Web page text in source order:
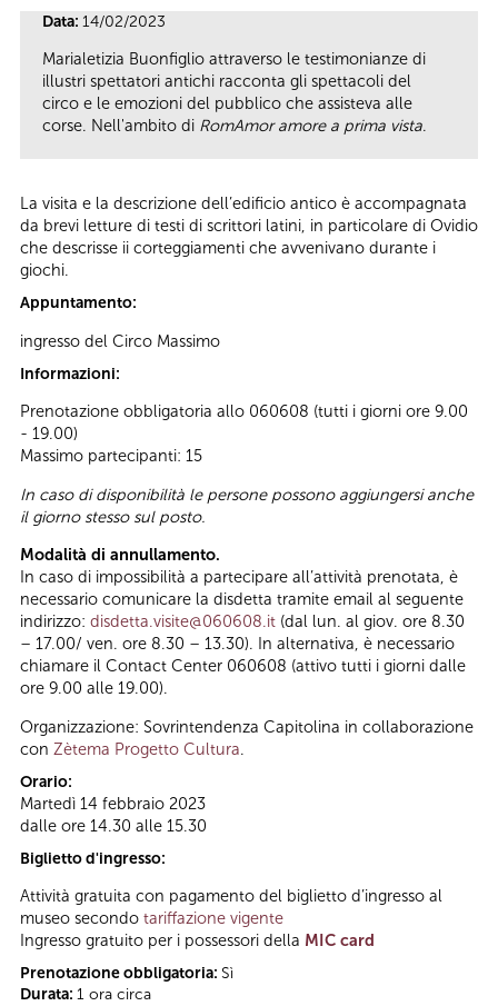
Data: 14/02/2023
Marialetizia Buonfiglio attraverso le testimonianze di
illustri spettatori antichi racconta gli spettacoli del
circo e le emozioni del pubblico che assisteva alle
corse. Nell'ambito di RomAmor amore a prima vista.
La visita e la descrizione dell’edificio antico è accompagnata
da brevi letture di testi di scrittori latini, in particolare di Ovidio
che descrisse ii corteggiamenti che avvenivano durante i
giochi.
Appuntamento:
ingresso del Circo Massimo
Informazioni:
Prenotazione obbligatoria allo 060608 (tutti i giorni ore 9.00
- 19.00)
Massimo partecipanti: 15
In caso di disponibilità le persone possono aggiungersi anche
il giorno stesso sul posto.
Modalità di annullamento.
In caso di impossibilità a partecipare all’attività prenotata, è
necessario comunicare la disdetta tramite email al seguente
indirizzo: disdetta.visite@060608.it (dal lun. al giov. ore 8.30
– 17.00/ ven. ore 8.30 – 13.30). In alternativa, è necessario
chiamare il Contact Center 060608 (attivo tutti i giorni dalle
ore 9.00 alle 19.00).
Organizzazione: Sovrintendenza Capitolina in collaborazione
con Zètema Progetto Cultura.
Orario:
Martedì 14 febbraio 2023
dalle ore 14.30 alle 15.30
Biglietto d'ingresso:
Attività gratuita con pagamento del biglietto d’ingresso al
museo secondo tariffazione vigente
Ingresso gratuito per i possessori della MIC card
Prenotazione obbligatoria: Sì
Durata: 1 ora circa